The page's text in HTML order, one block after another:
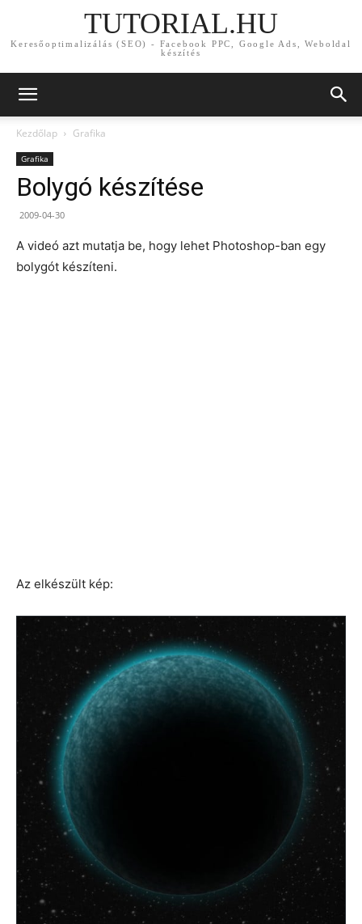
TUTORIAL.HU
Keresőoptimalizálás (SEO) - Facebook PPC, Google Ads, Weboldal
készítés
Kezdőlap Grafika
Grafika
Bolygó készítése
2009-04-30
A videó azt mutatja be, hogy lehet Photoshop-ban egy
bolygót készíteni.
Az elkészült kép: